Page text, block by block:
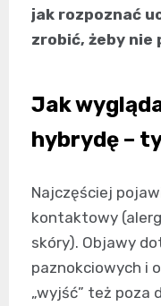
jak rozpoznać
zrobić, żeby
Jak
hybrydę –
Najczęściej
kontaktowy
skóry). Objawy
paznokciowych i
„wyjść” też poza